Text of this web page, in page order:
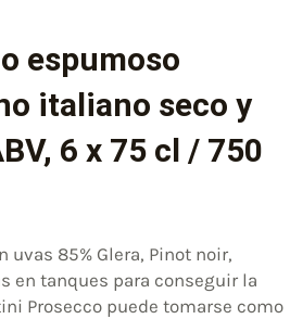
espumoso
italiano seco y
6 x 75 cl / 750
uvas 85% Glera, Pinot noir,
en tanques para conseguir la
Prosecco puede tomarse como